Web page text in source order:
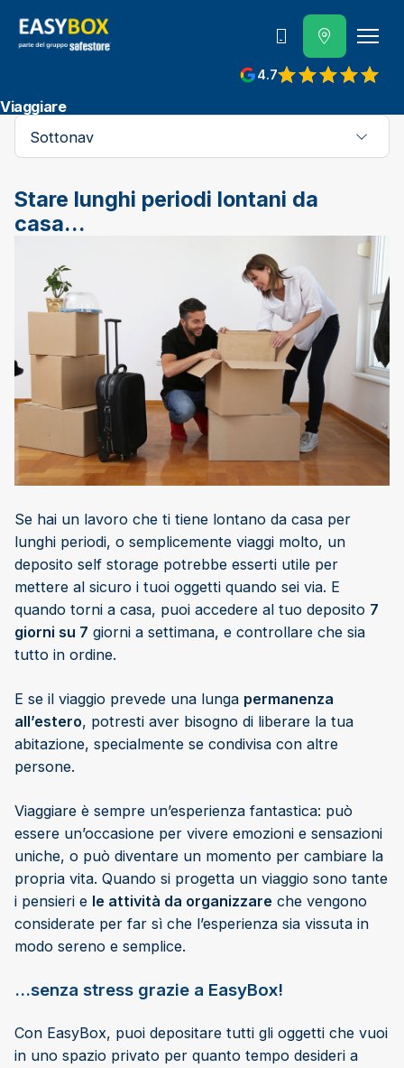
4.7
View reviews on Google
800 202 662
Viaggiare
Sottonav
Stare lunghi periodi lontani da
casa…
Se hai un lavoro che ti tiene lontano da casa per
lunghi periodi, o semplicemente viaggi molto, un
deposito self storage potrebbe esserti utile per
mettere al sicuro i tuoi oggetti quando sei via. E
quando torni a casa, puoi accedere al tuo deposito 7
giorni su 7 giorni a settimana, e controllare che sia
tutto in ordine.
E se il viaggio prevede una lunga permanenza
all’estero, potresti aver bisogno di liberare la tua
abitazione, specialmente se condivisa con altre
persone.
Viaggiare è sempre un’esperienza fantastica: può
essere un’occasione per vivere emozioni e sensazioni
uniche, o può diventare un momento per cambiare la
propria vita. Quando si progetta un viaggio sono tante
i pensieri e le attività da organizzare che vengono
considerate per far sì che l’esperienza sia vissuta in
modo sereno e semplice.
…senza stress grazie a EasyBox!
Con EasyBox, puoi depositare tutti gli oggetti che vuoi
in uno spazio privato per quanto tempo desideri a